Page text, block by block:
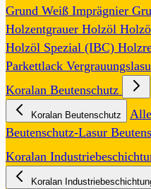
Grund Weiß Imprägnier
Holzentgrauer Holzöl
Holzöl Spezial (IBC)
Parkettlack
Koralan Beutenschutz
Koralan Beutenschutz
Beutenschutz-Lasur
Koralan
Koralan